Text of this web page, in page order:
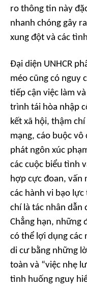
ro thông tin này
nhanh chóng gây
xung đột và các
Đại diện UNHCR
méo cũng có nguy
tiếp cận việc làm và
trình tái hòa nhập
kết xã hội, thậm
mạng, cáo buộc
phát ngôn xúc
các cuộc biểu tình
hợp cực đoan, vấn
các hành vi bạo
chí là tác nhân
Chẳng hạn, những
có thể lợi dụng các
di cư bằng những
toàn và “việc nhẹ
tình huống nguy